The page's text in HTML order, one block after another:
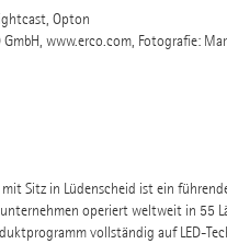
Opton
GmbH, www.erco.com, Fotografie:
mit Sitz in Lüdenscheid ist ein
operiert weltweit in 55
vollständig auf LED-